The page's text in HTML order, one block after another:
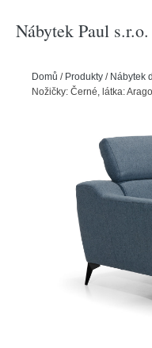
Nábytek Paul
Domů / Produkty / Nábytek
Nožičky: Černé, látka: